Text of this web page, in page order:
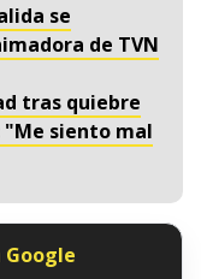
se
de TVN
tras quiebre
"Me siento mal
Google